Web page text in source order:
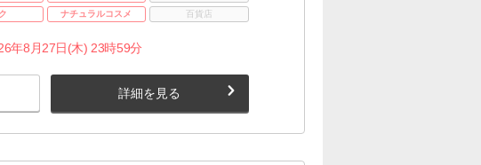
ナチュラルコスメ 百貨店
年8月27日(木) 23時59分
詳細を見る